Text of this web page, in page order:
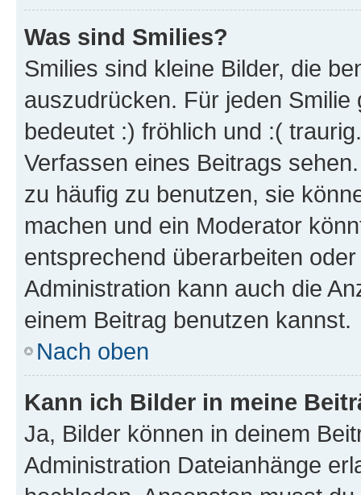
Was sind Smilies?
Smilies sind kleine Bilder, die
auszudrücken. Für jeden
bedeutet :) fröhlich und :(
Verfassen eines Beitrags
zu häufig zu benutzen, sie
machen und ein Moderator
entsprechend überarbeiten
Administration kann auch die
einem Beitrag benutzen kannst.
Nach oben
Kann ich Bilder in meine
Ja, Bilder können in deinem
Administration Dateianhänge